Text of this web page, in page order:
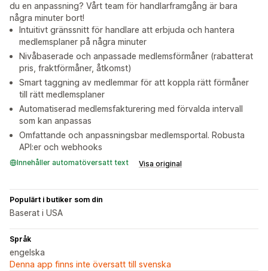
du en anpassning? Vårt team för handlarframgång är bara
några minuter bort!
Intuitivt gränssnitt för handlare att erbjuda och hantera
medlemsplaner på några minuter
Nivåbaserade och anpassade medlemsförmåner (rabatterat
pris, fraktförmåner, åtkomst)
Smart taggning av medlemmar för att koppla rätt förmåner
till rätt medlemsplaner
Automatiserad medlemsfakturering med förvalda intervall
som kan anpassas
Omfattande och anpassningsbar medlemsportal. Robusta
API:er och webhooks
Innehåller automatöversatt text Visa original
Populärt i butiker som din
Baserat i USA
Språk
engelska
Denna app finns inte översatt till svenska